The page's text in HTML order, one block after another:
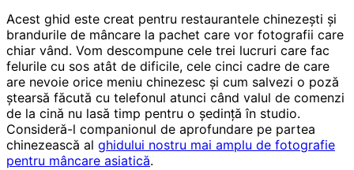
Acest ghid este creat pentru restaurantele chinezești și
brandurile de mâncare la pachet care vor fotografii care
chiar vând. Vom descompune cele trei lucruri care fac
felurile cu sos atât de dificile, cele cinci cadre de care
are nevoie orice meniu chinezesc și cum salvezi o poză
ștearsă făcută cu telefonul atunci când valul de comenzi
de la cină nu lasă timp pentru o ședință în studio.
Consideră-l companionul de aprofundare pe partea
chinezească al ghidului nostru mai amplu de fotografie
pentru mâncare asiatică.